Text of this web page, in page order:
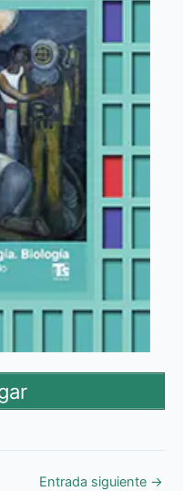
Entrada siguiente →